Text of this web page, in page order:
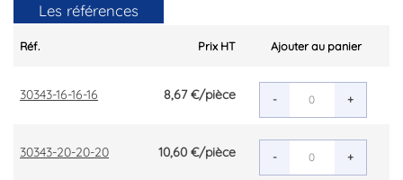
Les références
Réf. Prix HT Ajouter au panier
30343-16-16-16 8,67 €/pièce - +
30343-20-20-20 10,60 €/pièce - +